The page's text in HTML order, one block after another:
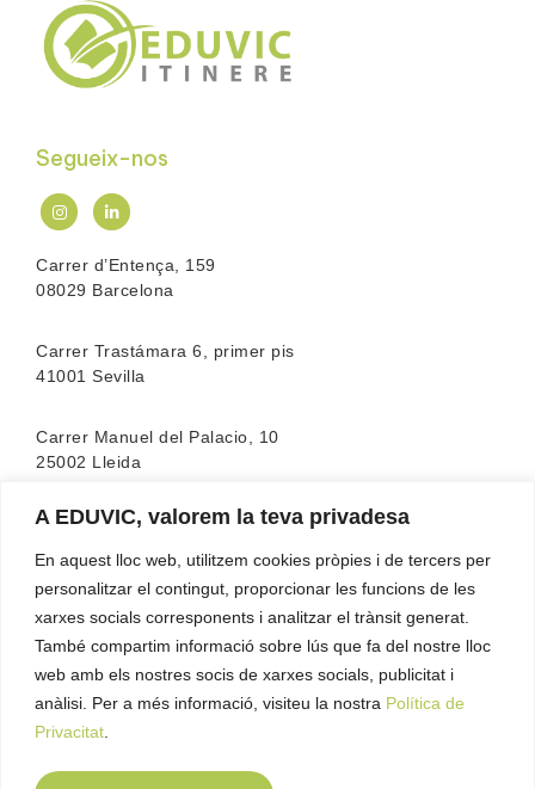
A EDUVIC, valorem la teva privadesa
En aquest lloc web, utilitzem cookies pròpies i de tercers per
personalitzar el contingut, proporcionar les funcions de les
xarxes socials corresponents i analitzar el trànsit generat.
També compartim informació sobre lús que fa del nostre lloc
web amb els nostres socis de xarxes socials, publicitat i
anàlisi. Per a més informació, visiteu la nostra Política de
Privacitat
Segueix-nos
Carrer d’Entença, 159
08029 Barcelona
Carrer Trastámara 6, primer pis
41001 Sevilla
Carrer Manuel del Palacio, 10
25002 Lleida
L’escola compta amb l’acreditació de laFEATF
Familiar)